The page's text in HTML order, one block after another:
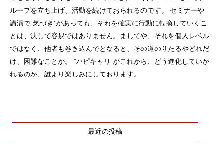
ループを立ち上げ、活動を続けておられるのです。 セミナーや
講演で”気づき”があっても、それを確実に行動に転換していくこ
とは、決して容易ではありません。ましてや、それを個人レベル
ではなく、他者も巻き込んでとなると、その道のりたるやどれだ
け、困難なことか。 ”ハピキャリ”がこれから、どう進化していか
れるのか、誰より楽しみにしております。
最近の投稿